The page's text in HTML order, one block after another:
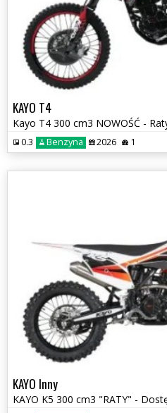
KAYO T4
Kayo T4 300 cm3 NOWOŚĆ -
0.3 Benzyna 2026 1
KAYO Inny